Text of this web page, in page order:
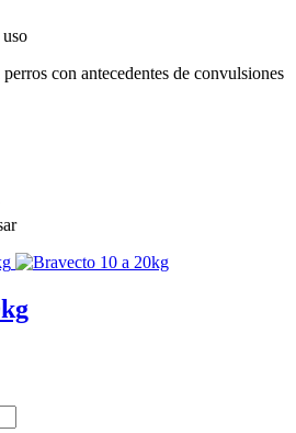
uso
con antecedentes de convulsiones